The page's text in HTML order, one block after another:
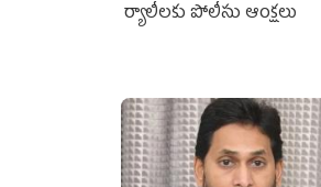
ర్యాలీలకు పోలీసు ఆంక్షలు